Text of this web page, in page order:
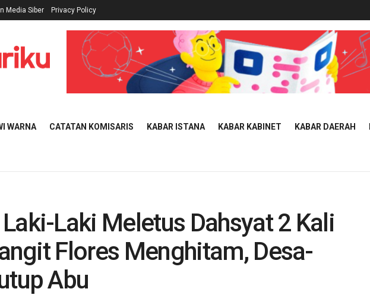
Media Siber Privacy Policy
WARNA CATATAN KOMISARIS KABAR ISTANA KABAR KABINET KABAR DAERAH
Laki Meletus Dahsyat 2 Kali
Flores Menghitam, Desa-
Abu